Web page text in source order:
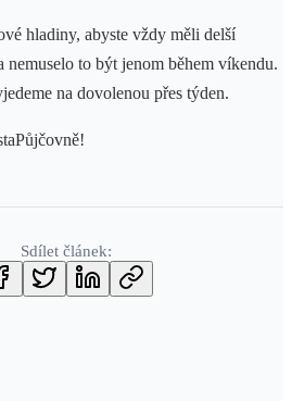
hladiny, abyste vždy měli delší
nemuselo to být jenom během víkendu.
na dovolenou přes týden.
Sdílet článek: